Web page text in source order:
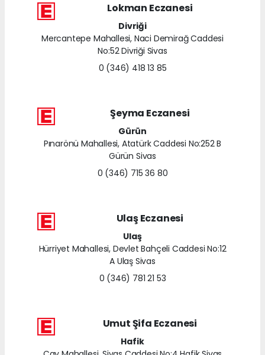
Lokman Eczanesi
Divriği
Mercantepe Mahallesi, Naci Demirağ Caddesi
No:52 Divriği Sivas
0 (346) 418 13 85
Şeyma Eczanesi
Gürün
Pınarönü Mahallesi, Atatürk Caddesi No:252 B
Gürün Sivas
0 (346) 715 36 80
Ulaş Eczanesi
Ulaş
Hürriyet Mahallesi, Devlet Bahçeli Caddesi No:12
A Ulaş Sivas
0 (346) 781 21 53
Umut Şifa Eczanesi
Hafik